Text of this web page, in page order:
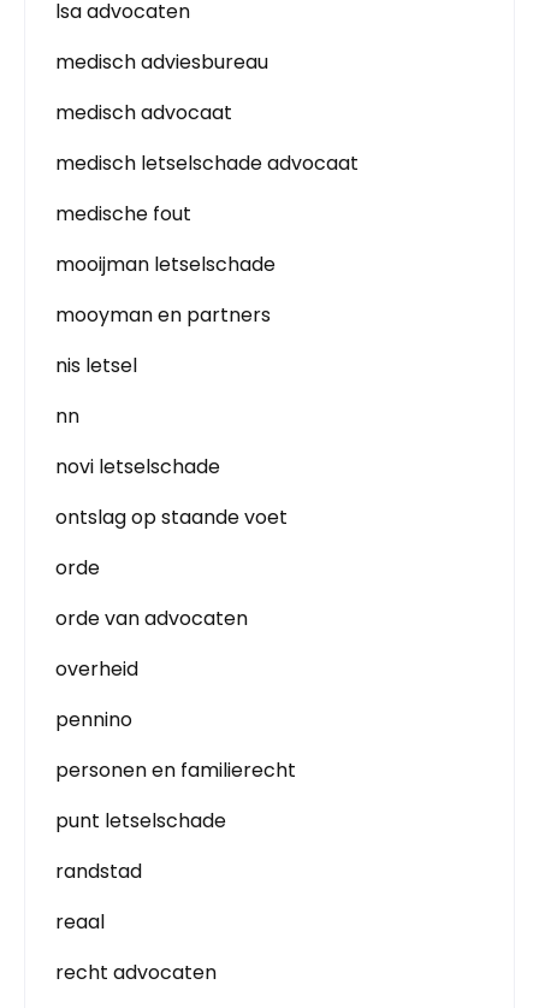
lsa advocaten
medisch adviesbureau
medisch advocaat
medisch letselschade advocaat
medische fout
mooijman letselschade
mooyman en partners
nis letsel
nn
novi letselschade
ontslag op staande voet
orde
orde van advocaten
overheid
pennino
personen en familierecht
punt letselschade
randstad
reaal
recht advocaten